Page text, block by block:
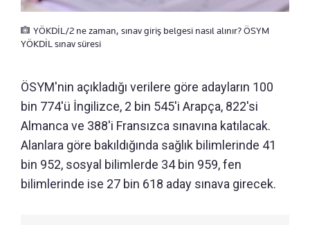
YÖKDİL/2 ne zaman, sınav giriş belgesi nasıl alınır? ÖSYM
YÖKDİL sınav süresi
ÖSYM'nin açıkladığı verilere göre adayların 100
bin 774'ü İngilizce, 2 bin 545'i Arapça, 822'si
Almanca ve 388'i Fransızca sınavına katılacak.
Alanlara göre bakıldığında sağlık bilimlerinde 41
bin 952, sosyal bilimlerde 34 bin 959, fen
bilimlerinde ise 27 bin 618 aday sınava girecek.